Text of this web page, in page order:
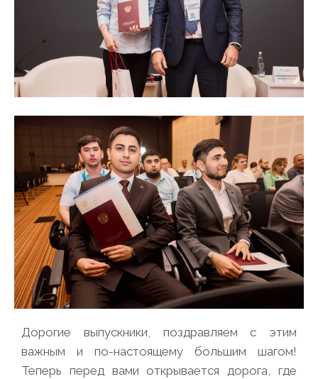
Дорогие выпускники, поздравляем с этим
важным и по-настоящему большим шагом!
Теперь перед вами открывается дорога, где